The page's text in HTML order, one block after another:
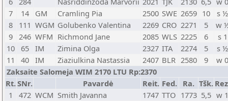
7
14 GM Cramling Pia 2500 SWE 2659 10
s ½
8
111 WGM Golubenko Valentina 2269 CRO 2271 5
w
9
246 WFM Richmond Jane 2085 WLS 2225 6
s 1
10
65 IM Zimina Olga 2327 ITA 2274 5
s ½
11
40 IM Ziaziulkina Nastassia 2407 BLR 2580 9
w
Zaksaite Salomeja WIM 2170 LTU Rp:2370
Rt.SNr. Pavardė Reit. Fed. Ra. Tšk.
1
472 WCM Smith Javanna 1747 TTO 1773 5,5 w